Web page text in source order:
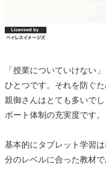
「授業についていけない
ひとつです。それを防ぐ
親御さんはとても多いで
ポート体制の充実度です。
基本的にタブレット学習
分のレベルに合った教材